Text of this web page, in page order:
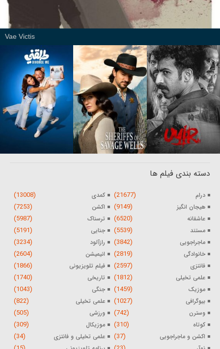
Vae Victis
دسته بندی فیلم ها
درام (21677) کمدی (13008)
هیجان انگیز (9149) اکشن (7253)
عاشقانه (6520) ترسناک (5987)
مستند (5539) جنایی (5191)
ماجراجویی (3842) رازآلود (3234)
خانوادگی (2819) انیمیشن (2604)
فانتزی (2597) فیلم تلویزیونی (1866)
علمی تخیلی (1812) تاریخی (1740)
موزیک (1459) جنگی (1043)
بیوگرافی (1027) علمی تخیلی (822)
وسترن (742) ورزشی (505)
کوتاه (310) موزیکال (309)
اکشن و ماجراجویی (37) علمی تخیلی و فانتزی (34)